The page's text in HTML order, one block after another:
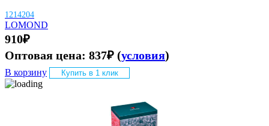
1214204
LOMOND
910₽
Оптовая цена: 837₽ (условия)
В корзину Купить в 1 клик